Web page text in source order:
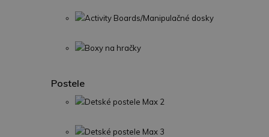
Activity Boards/Manipulačné dosky
Boxy na hračky
Postele
Detské postele Max 2
Detské postele Max 3